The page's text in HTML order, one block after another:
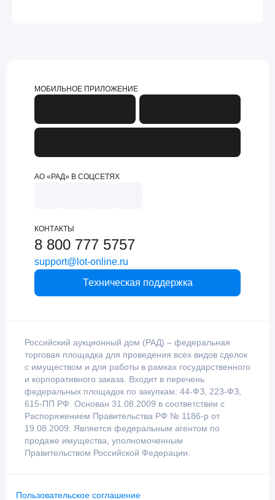
МОБИЛЬНОЕ ПРИЛОЖЕНИЕ
АО «РАД» В СОЦСЕТЯХ
КОНТАКТЫ
8 800 777 5757
support@lot-online.ru
Техническая поддержка
Российский аукционный дом (РАД) – федеральная
торговая площадка для проведения всех видов сделок
с имуществом и для работы в рамках государственного
и корпоративного заказа. Входит в перечень
федеральных площадок по закупкам: 44-ФЗ, 223-ФЗ,
615-ПП РФ. Основан 31.08.2009 в соответствии с
Распоряжением Правительства РФ № 1186-р от
19.08.2009. Является федеральным агентом по
продаже имущества, уполномоченным
Правительством Российской Федерации.
Пользовательское соглашение